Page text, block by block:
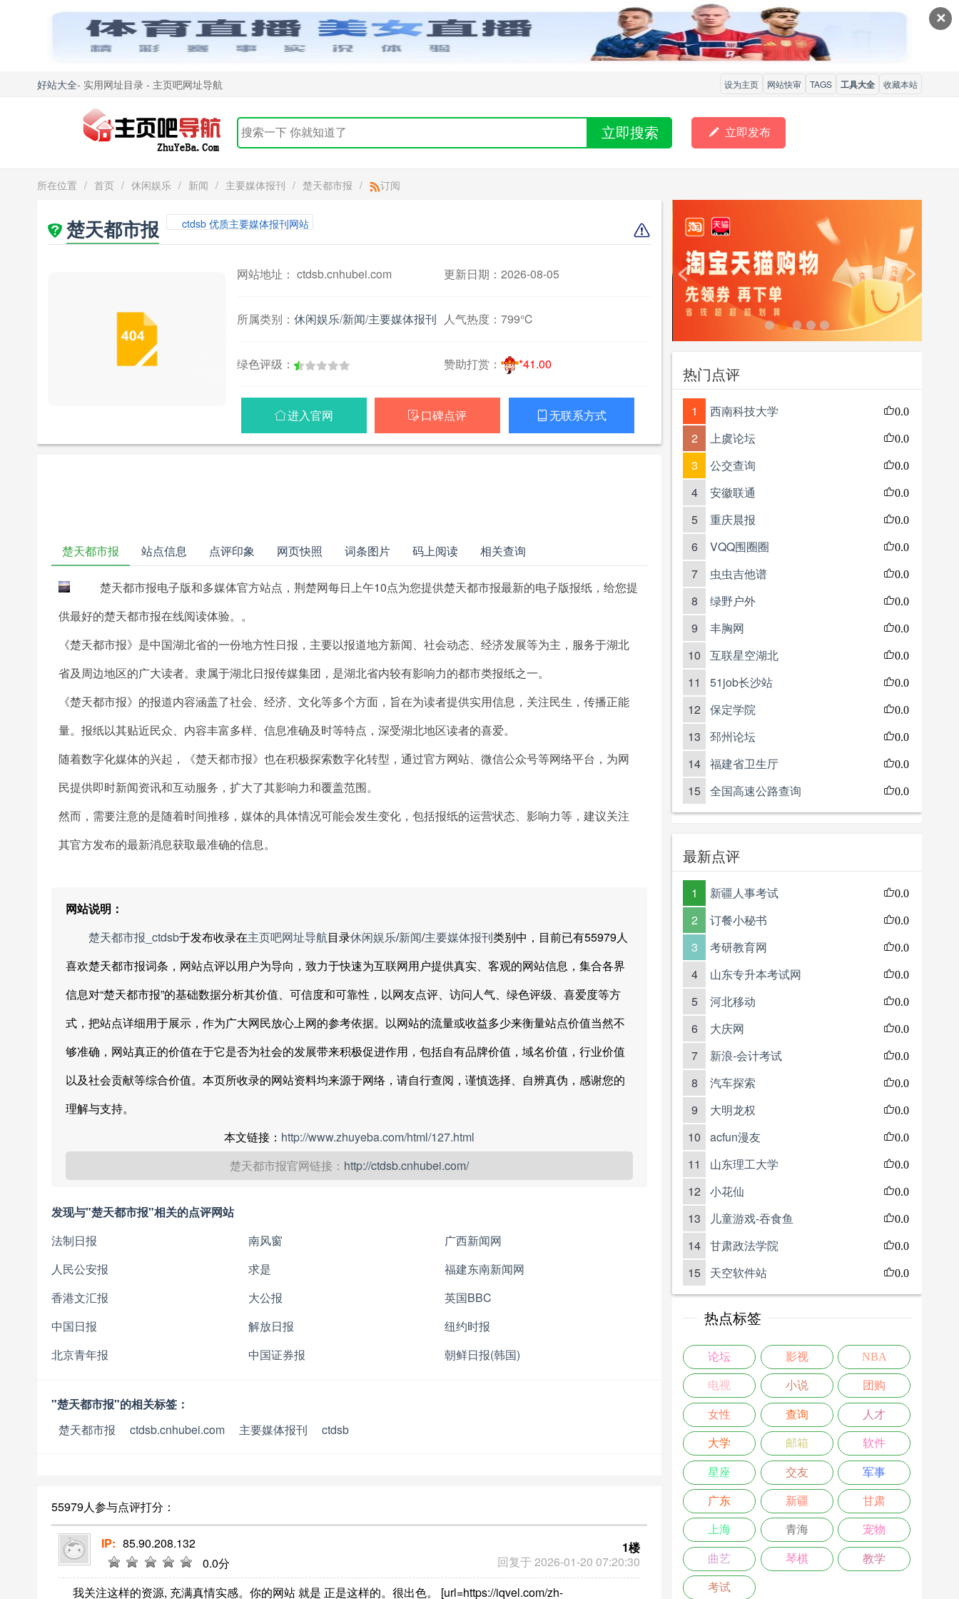
✕
好站大全- 实用网址目录 - 主页吧网址导航 设为主页 网站快审 TAGS 工具大全 收藏本站
立即搜索  立即发布
所在位置 / 首页 / 休闲娱乐 / 新闻 / 主要媒体报刊 / 楚天都市报 / 订阅
楚天都市报 ctdsb 优质主要媒体报刊网站
网站地址： ctdsb.cnhubei.com 更新日期：2026-08-05
所属类别： 休闲娱乐/新闻/主要媒体报刊 人气热度： 799℃
绿色评级： 赞助打赏： *41.00
进入官网  口碑点评  无联系方式
楚天都市报 站点信息 点评印象 网页快照 词条图片 码上阅读 相关查询
楚天都市报电子版和多媒体官方站点，荆楚网每日上午10点为您提供楚天都市报最新的电子版报纸，给您提
供最好的楚天都市报在线阅读体验。。
《楚天都市报》是中国湖北省的一份地方性日报，主要以报道地方新闻、社会动态、经济发展等为主，服务于湖北
省及周边地区的广大读者。隶属于湖北日报传媒集团，是湖北省内较有影响力的都市类报纸之一。
《楚天都市报》的报道内容涵盖了社会、经济、文化等多个方面，旨在为读者提供实用信息，关注民生，传播正能
量。报纸以其贴近民众、内容丰富多样、信息准确及时等特点，深受湖北地区读者的喜爱。
随着数字化媒体的兴起，《楚天都市报》也在积极探索数字化转型，通过官方网站、微信公众号等网络平台，为网
民提供即时新闻资讯和互动服务，扩大了其影响力和覆盖范围。
然而，需要注意的是随着时间推移，媒体的具体情况可能会发生变化，包括报纸的运营状态、影响力等，建议关注
其官方发布的最新消息获取最准确的信息。
网站说明：
楚天都市报_ctdsb于发布收录在主页吧网址导航目录休闲娱乐/新闻/主要媒体报刊类别中，目前已有55979人
喜欢楚天都市报词条，网站点评以用户为导向，致力于快速为互联网用户提供真实、客观的网站信息，集合各界
信息对“楚天都市报”的基础数据分析其价值、可信度和可靠性，以网友点评、访问人气、绿色评级、喜爱度等方
式，把站点详细用于展示，作为广大网民放心上网的参考依据。以网站的流量或收益多少来衡量站点价值当然不
够准确，网站真正的价值在于它是否为社会的发展带来积极促进作用，包括自有品牌价值，域名价值，行业价值
以及社会贡献等综合价值。本页所收录的网站资料均来源于网络，请自行查阅，谨慎选择、自辨真伪，感谢您的
理解与支持。
本文链接： http://www.zhuyeba.com/html/127.html
楚天都市报官网链接： http://ctdsb.cnhubei.com/
发现与"楚天都市报"相关的点评网站
法制日报
南风窗
广西新闻网
人民公安报
求是
福建东南新闻网
香港文汇报
大公报
英国BBC
中国日报
解放日报
纽约时报
北京青年报
中国证券报 朝鲜日报(韩国)
"楚天都市报"的相关标签：
楚天都市报
ctdsb.cnhubei.com 主要媒体报刊 ctdsb
55979人参与点评打分：
回复于 2026-01-20 07:20:30
1楼
IP: 85.90.208.132
0.0分
我关注这样的资源, 充满真情实感。你的网站 就是 正是这样的。很出色。 [url=https://iqvel.com/zh-
< >
热门点评
1 西南科技大学 0.0
2 上虞论坛 0.0
3 公交查询 0.0
4 安徽联通 0.0
5 重庆晨报 0.0
6 VQQ围圈圈 0.0
7 虫虫吉他谱 0.0
8 绿野户外 0.0
9 丰胸网 0.0
10 互联星空湖北 0.0
11 51job长沙站 0.0
12 保定学院 0.0
13 邳州论坛 0.0
14 福建省卫生厅 0.0
15 全国高速公路查询 0.0
最新点评
1 新疆人事考试 0.0
2 订餐小秘书 0.0
3 考研教育网 0.0
4 山东专升本考试网 0.0
5 河北移动 0.0
6 大庆网 0.0
7 新浪-会计考试 0.0
8 汽车探索 0.0
9 大明龙权 0.0
10 acfun漫友 0.0
11 山东理工大学 0.0
12 小花仙 0.0
13 儿童游戏-吞食鱼 0.0
14 甘肃政法学院 0.0
15 天空软件站 0.0
热点标签
论坛 影视 NBA
电视 小说 团购
女性 查询 人才
大学 邮箱 软件
星座 交友 军事
广东 新疆 甘肃
上海 青海 宠物
曲艺 琴棋 教学
考试